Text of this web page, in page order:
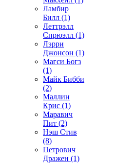
Ламбир
Билл (1)
Леттрэлл
Спрюэлл (1)
Лэрри
Джонсон (1)
Магси Богз
(1)
Майк Бибби
(2)
Маллин
Крис (1)
Маравич
Пит (2)
Нэш Стив
(8)
Петрович
Дражен (1)